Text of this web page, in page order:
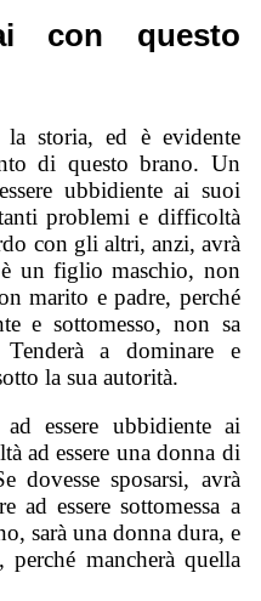
con questo
la storia, ed è evidente
di questo brano. Un
ubbidiente ai suoi
problemi e difficoltà
con gli altri, anzi, avrà
un figlio maschio, non
marito e padre, perché
e sottomesso, non sa
a dominare e
la sua autorità.
essere ubbidiente ai
ad essere una donna di
dovesse sposarsi, avrà
ad essere sottomessa a
sarà una donna dura, e
mancherà quella